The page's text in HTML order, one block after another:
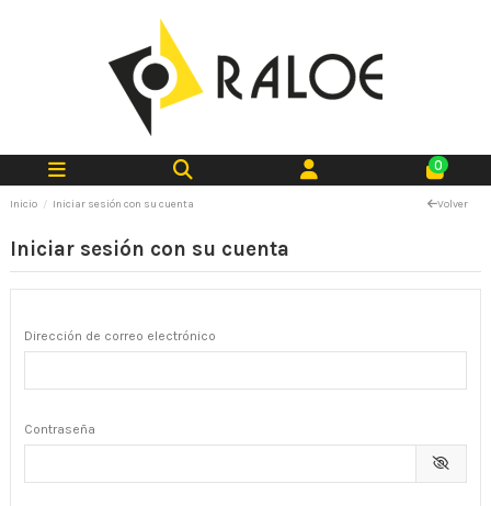
0
Inicio Iniciar sesión con su cuenta Volver
Iniciar sesión con su cuenta
Dirección de correo electrónico
Contraseña